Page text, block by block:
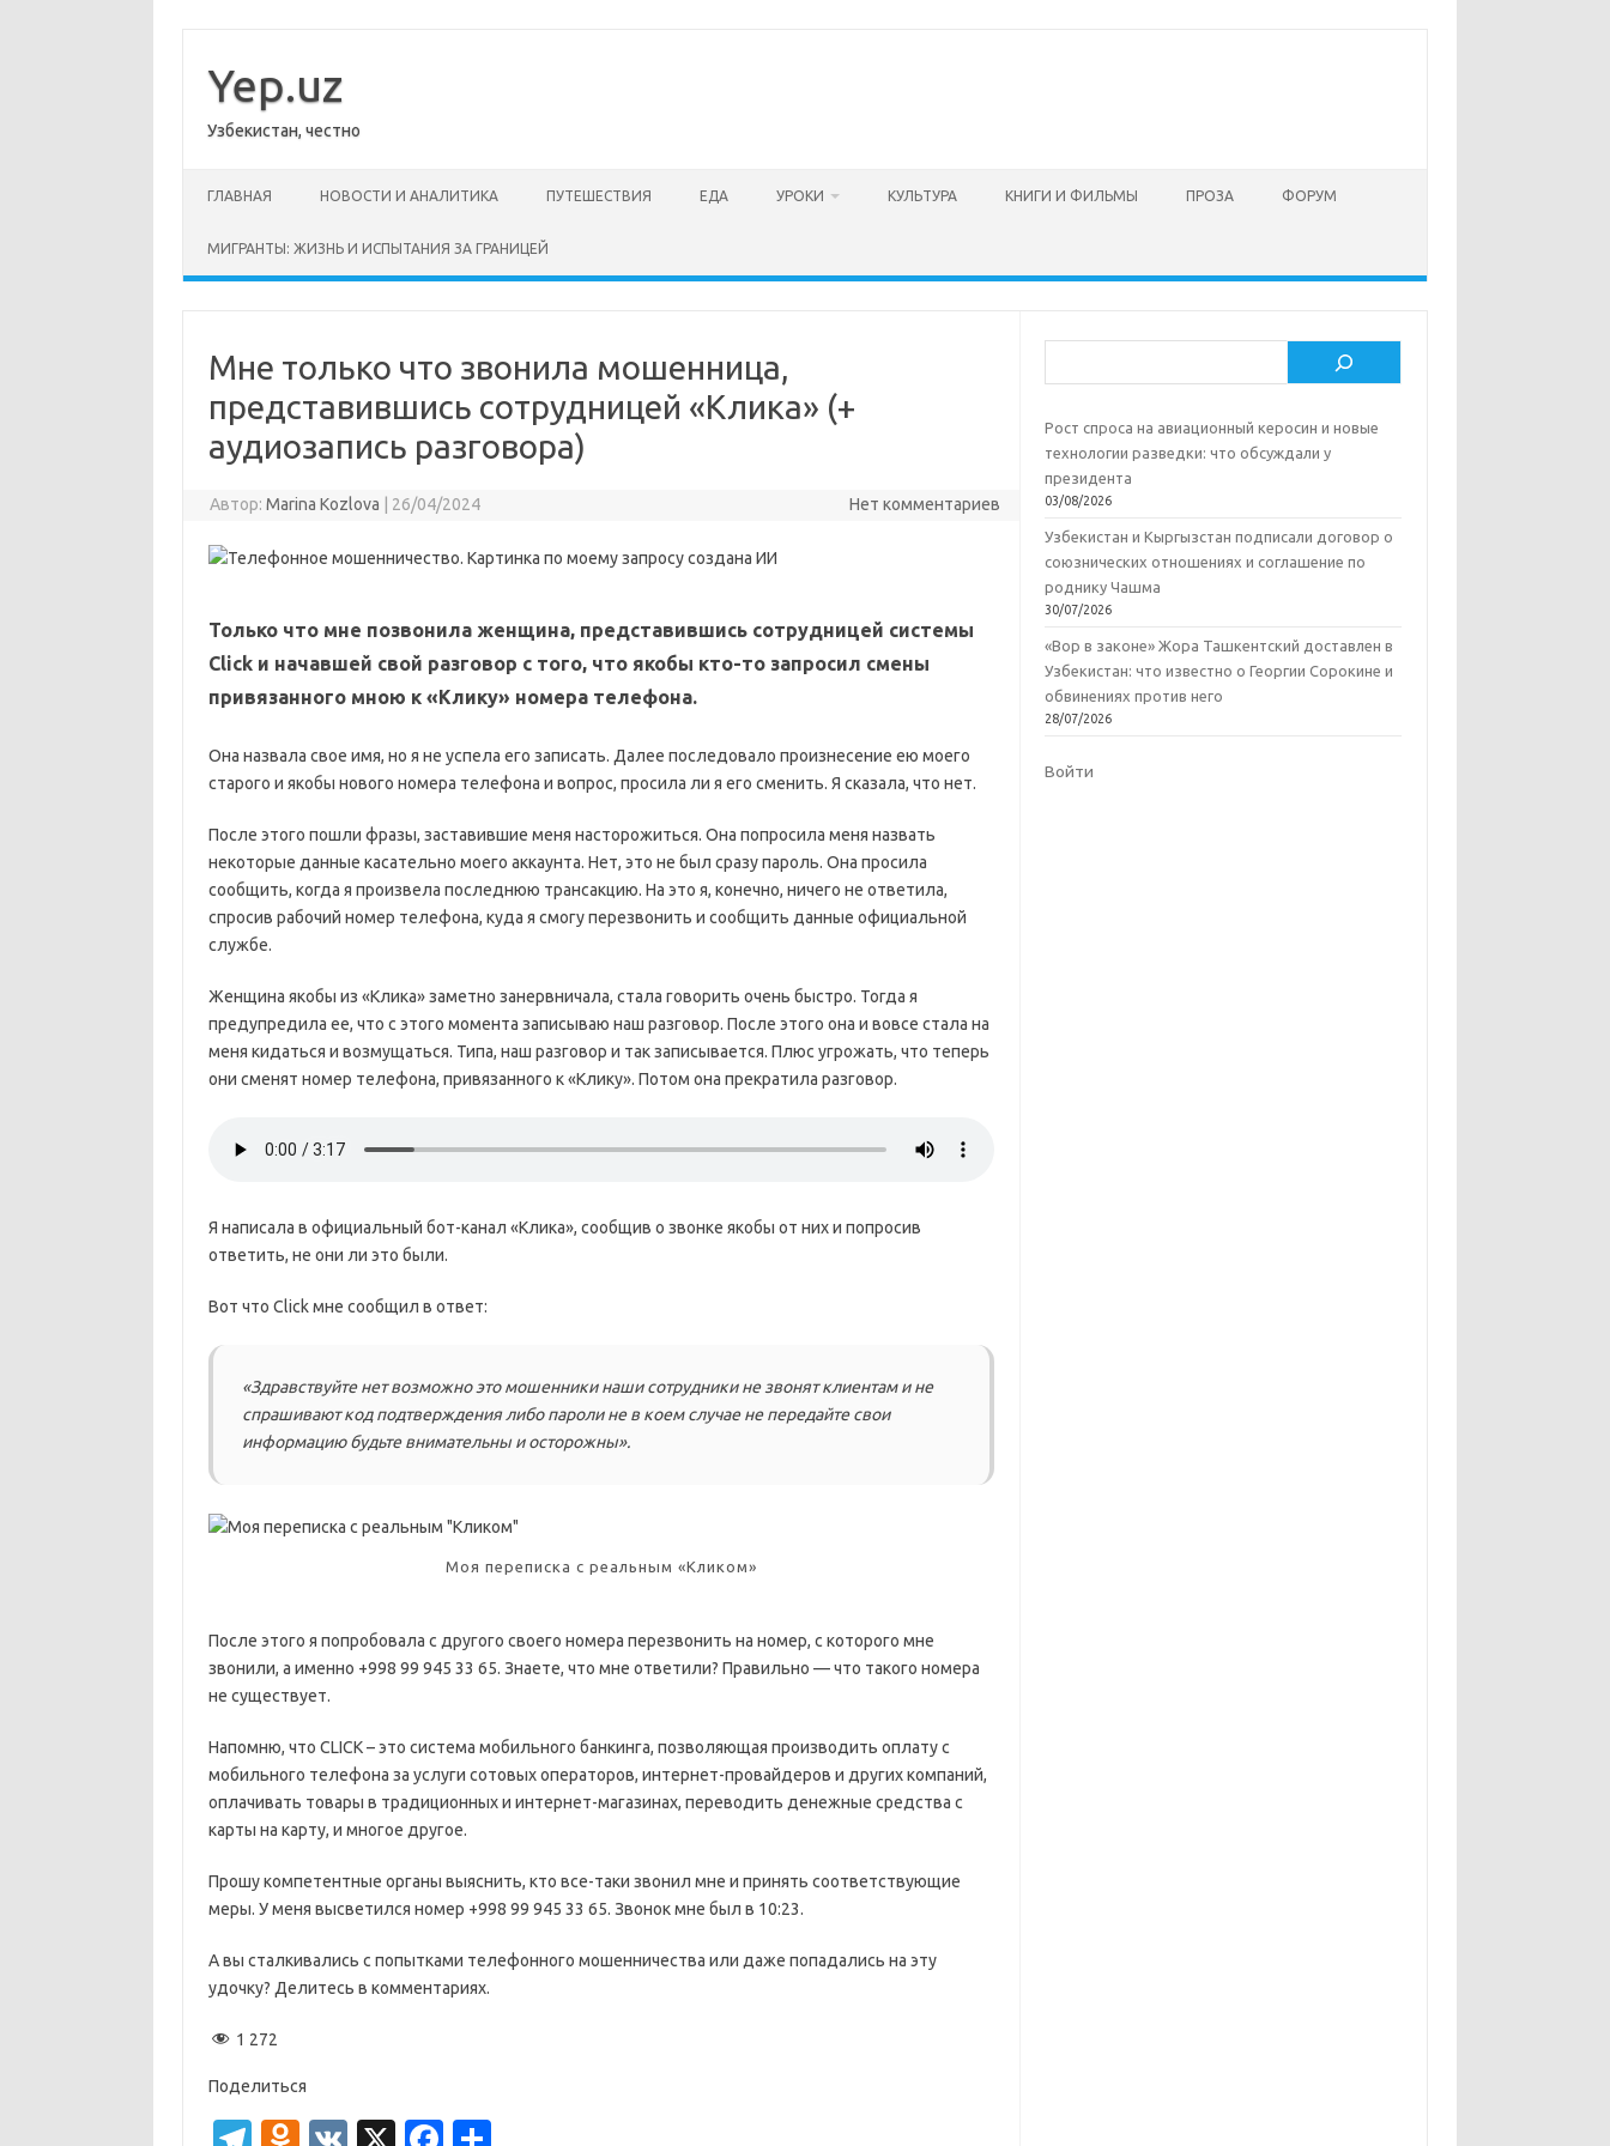
содержимому
Yep.uz
Узбекистан, честно
ГЛАВНАЯ НОВОСТИ И АНАЛИТИКА ПУТЕШЕСТВИЯ ЕДА УРОКИ КУЛЬТУРА КНИГИ И ФИЛЬМЫ ПРОЗА ФОРУМ
МИГРАНТЫ: ЖИЗНЬ И ИСПЫТАНИЯ ЗА ГРАНИЦЕЙ
Мне только что звонила мошенница,
представившись сотрудницей «Клика» (+
аудиозапись разговора)
Автор: Marina Kozlova 26/04/2024 Нет комментариев
Только что мне позвонила женщина, представившись сотрудницей системы
Click и начавшей свой разговор с того, что якобы кто-то запросил смены
привязанного мною к «Клику» номера телефона.
Она назвала свое имя, но я не успела его записать. Далее последовало произнесение ею моего
старого и якобы нового номера телефона и вопрос, просила ли я его сменить. Я сказала, что нет.
После этого пошли фразы, заставившие меня насторожиться. Она попросила меня назвать
некоторые данные касательно моего аккаунта. Нет, это не был сразу пароль. Она просила
сообщить, когда я произвела последнюю трансакцию. На это я, конечно, ничего не ответила,
спросив рабочий номер телефона, куда я смогу перезвонить и сообщить данные официальной
службе.
Женщина якобы из «Клика» заметно занервничала, стала говорить очень быстро. Тогда я
предупредила ее, что с этого момента записываю наш разговор. После этого она и вовсе стала на
меня кидаться и возмущаться. Типа, наш разговор и так записывается. Плюс угрожать, что теперь
они сменят номер телефона, привязанного к «Клику». Потом она прекратила разговор.
Я написала в официальный бот-канал «Клика», сообщив о звонке якобы от них и попросив
ответить, не они ли это были.
Вот что Click мне сообщил в ответ:
«Здравствуйте нет возможно это мошенники наши сотрудники не звонят клиентам и не
спрашивают код подтверждения либо пароли не в коем случае не передайте свои
информацию будьте внимательны и осторожны».
Моя переписка с реальным «Кликом»
После этого я попробовала с другого своего номера перезвонить на номер, с которого мне
звонили, а именно +998 99 945 33 65. Знаете, что мне ответили? Правильно — что такого номера
не существует.
Напомню, что CLICK – это система мобильного банкинга, позволяющая производить оплату с
мобильного телефона за услуги сотовых операторов, интернет-провайдеров и других компаний,
оплачивать товары в традиционных и интернет-магазинах, переводить денежные средства с
карты на карту, и многое другое.
Прошу компетентные органы выяснить, кто все-таки звонил мне и принять соответствующие
меры. У меня высветился номер +998 99 945 33 65. Звонок мне был в 10:23.
А вы сталкивались с попытками телефонного мошенничества или даже попадались на эту
удочку? Делитесь в комментариях.
1 272
Поделиться
Рост спроса на авиационный керосин и новые
технологии разведки: что обсуждали у
президента
03/08/2026
Узбекистан и Кыргызстан подписали договор о
союзнических отношениях и соглашение по
роднику Чашма
30/07/2026
«Вор в законе» Жора Ташкентский доставлен в
Узбекистан: что известно о Георгии Сорокине и
обвинениях против него
28/07/2026
Войти